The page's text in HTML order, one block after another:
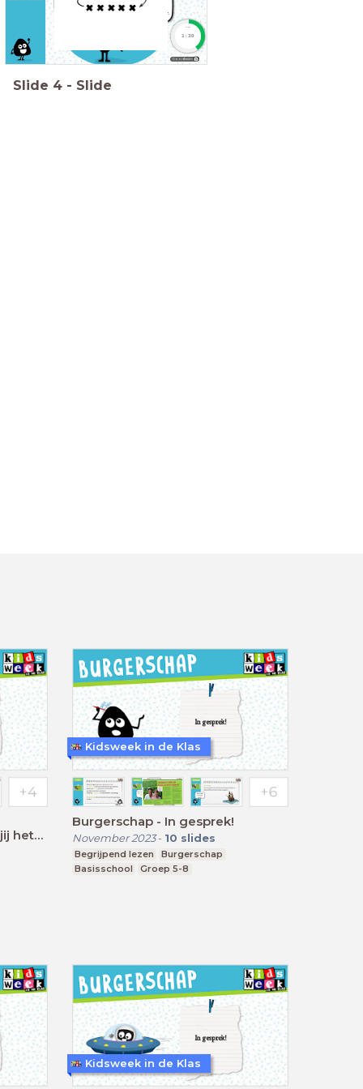
De ander stelt hier een
aantal
over.
timer
1:30
Doordraaien
Slide 4 - Slide
het
Burgerschap - In gesprek!
November 2023- 10 slides
Begrijpend lezen
Burgerschap
Basisschool
Groep 5-8
Kidsweek in de Klas
Kidsweek in de Klas